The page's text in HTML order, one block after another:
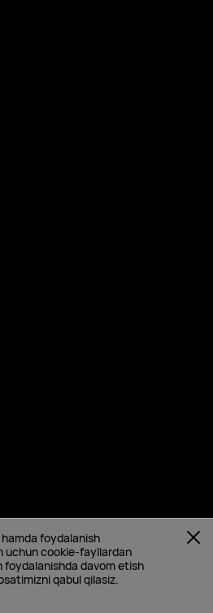
foydalanish
uchun cookie-fayllardan
davom etish
qabul qilasiz.